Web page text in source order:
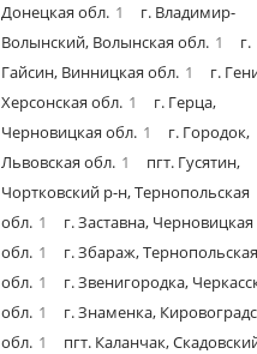
Донецкая обл. 1
г. Владимир-
Волынский, Волынская обл. 1
г.
Гайсин, Винницкая обл. 1
г.
Херсонская обл. 1
г. Герца,
Черновицкая обл. 1
г. Городок,
Львовская обл. 1
пгт. Гусятин,
Чортковский р-н, Тернопольская
обл. 1
г. Заставна, Черновицкая
обл. 1
г. Збараж, Тернопольская
обл. 1
г. Звенигородка,
обл. 1
г. Знаменка,
обл. 1
пгт. Каланчак,